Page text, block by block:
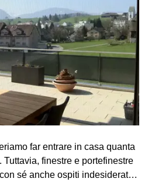
far entrare in casa quanta
finestre e portefinestre
sé anche ospiti indesiderati,